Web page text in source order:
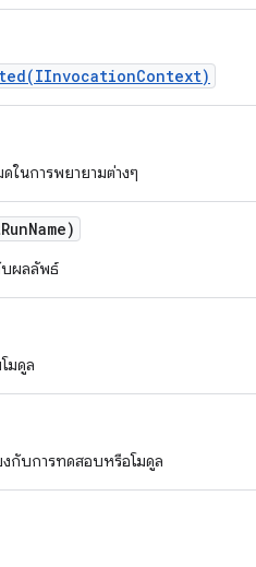
ในการพยายามต่างๆ
RunName)
บผลลัพธ์
มดูล
กับการทดสอบหรือโมดูล